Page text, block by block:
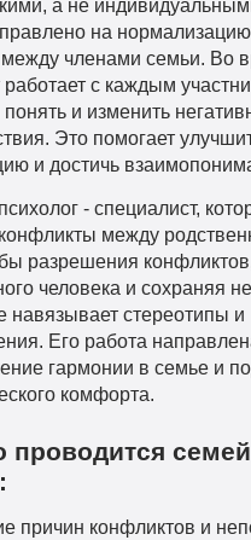
а не
на
членами семьи. Во
работает с каждым
и изменить
Это помогает
и достичь
- специалист,
между
разрешения
человека и сохраняя
навязывает стереотипы и
Его работа
гармонии в семье и
комфорта.
проводится
причин конфликтов и